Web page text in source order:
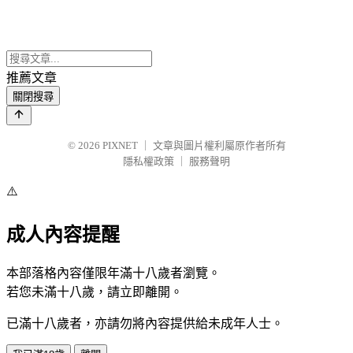
推薦文章
關閉搜尋
© 2026 PIXNET
文章與圖片權利屬原作者所有
隱私權政策
服務聲明
⚠️
成人內容提醒
本部落格內容僅限年滿十八歲者瀏覽。
若您未滿十八歲，請立即離開。
已滿十八歲者，亦請勿將內容提供給未成年人士。